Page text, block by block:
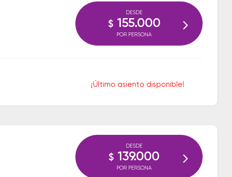
¡Último asiento disponible!
DESDE
$ 155.000
POR PERSONA
DESDE
$ 139.000
POR PERSONA